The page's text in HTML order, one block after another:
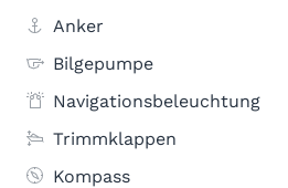
Anker
Bilgepumpe
Navigationsbeleuchtung
Trimmklappen
Kompass